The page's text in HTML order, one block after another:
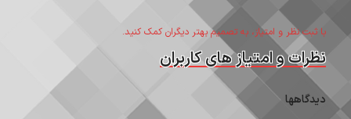
با ثبت نظر و امتیاز، به تصمیم بهتر دیگران کمک کنید.
نظرات و امتیاز های کاربران
دیدگاهها